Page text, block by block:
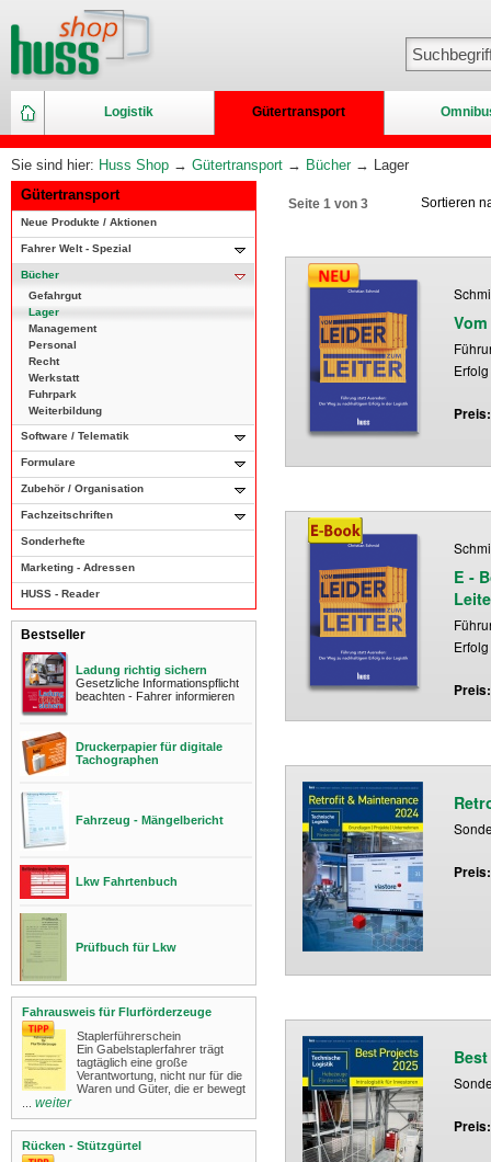
Logistik Gütertransport
Sie sind hier: Huss Shop → Gütertransport → Bücher→ Lager
Gütertransport
Neue Produkte / Aktionen
Fahrer Welt - Spezial
Bücher
Gefahrgut
Lager
Management
Personal
Recht
Werkstatt
Fuhrpark
Weiterbildung
Software / Telematik
Formulare
Zubehör / Organisation
Fachzeitschriften
Sonderhefte
Marketing - Adressen
HUSS - Reader
Bestseller
Ladung richtig sichern
Gesetzliche Informationspflicht
beachten - Fahrer informieren
Druckerpapier für digitale
Tachographen
Fahrzeug - Mängelbericht
Lkw Fahrtenbuch
Prüfbuch für Lkw
Fahrausweis für Flurförderzeuge
Staplerführerschein
Ein Gabelstaplerfahrer trägt
tagtäglich eine große
Verantwortung, nicht nur für die
Waren und Güter, die er bewegt
weiter
Rücken - Stützgürtel
Seite 1 von 3 Sortieren
E -